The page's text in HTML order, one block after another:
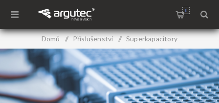
0
Domů / Příslušenství / Superkapacitory